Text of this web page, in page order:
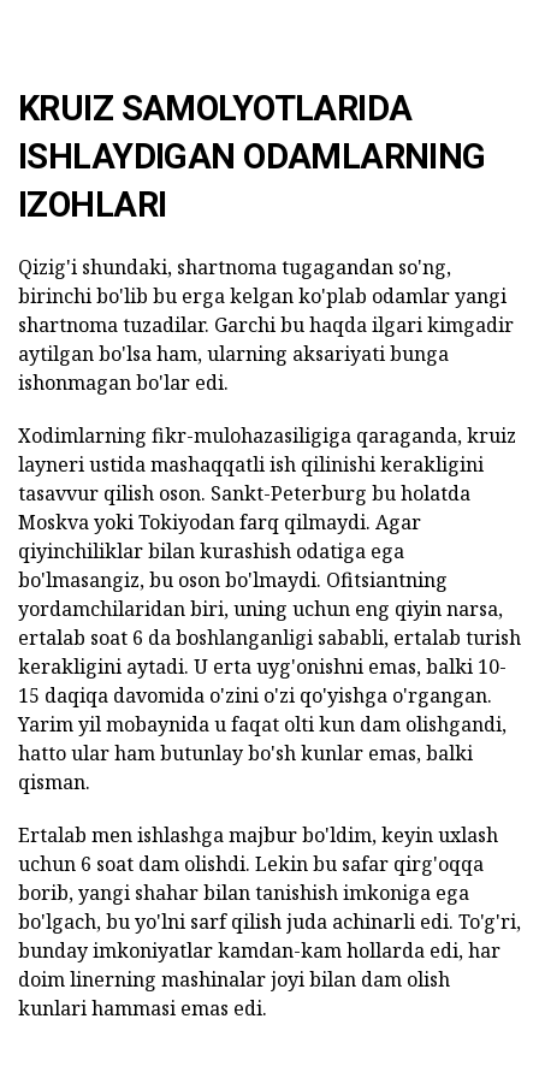
KRUIZ SAMOLYOTLARIDA
ISHLAYDIGAN ODAMLARNING
IZOHLARI
Qizig'i shundaki, shartnoma tugagandan so'ng,
birinchi bo'lib bu erga kelgan ko'plab odamlar yangi
shartnoma tuzadilar. Garchi bu haqda ilgari kimgadir
aytilgan bo'lsa ham, ularning aksariyati bunga
ishonmagan bo'lar edi.
Xodimlarning fikr-mulohazasiligiga qaraganda, kruiz
layneri ustida mashaqqatli ish qilinishi kerakligini
tasavvur qilish oson. Sankt-Peterburg bu holatda
Moskva yoki Tokiyodan farq qilmaydi. Agar
qiyinchiliklar bilan kurashish odatiga ega
bo'lmasangiz, bu oson bo'lmaydi. Ofitsiantning
yordamchilaridan biri, uning uchun eng qiyin narsa,
ertalab soat 6 da boshlanganligi sababli, ertalab turish
kerakligini aytadi. U erta uyg'onishni emas, balki 10-
15 daqiqa davomida o'zini o'zi qo'yishga o'rgangan.
Yarim yil mobaynida u faqat olti kun dam olishgandi,
hatto ular ham butunlay bo'sh kunlar emas, balki
qisman.
Ertalab men ishlashga majbur bo'ldim, keyin uxlash
uchun 6 soat dam olishdi. Lekin bu safar qirg'oqqa
borib, yangi shahar bilan tanishish imkoniga ega
bo'lgach, bu yo'lni sarf qilish juda achinarli edi. To'g'ri,
bunday imkoniyatlar kamdan-kam hollarda edi, har
doim linerning mashinalar joyi bilan dam olish
kunlari hammasi emas edi.